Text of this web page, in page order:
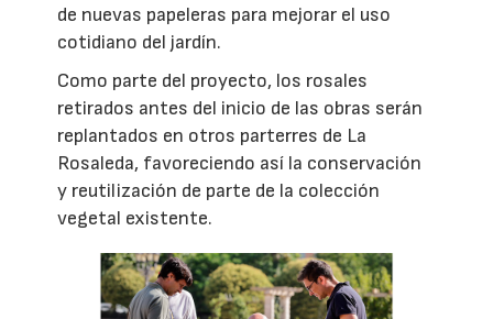
de nuevas papeleras para mejorar el uso
cotidiano del jardín.
Como parte del proyecto, los rosales
retirados antes del inicio de las obras serán
replantados en otros parterres de La
Rosaleda, favoreciendo así la conservación
y reutilización de parte de la colección
vegetal existente.